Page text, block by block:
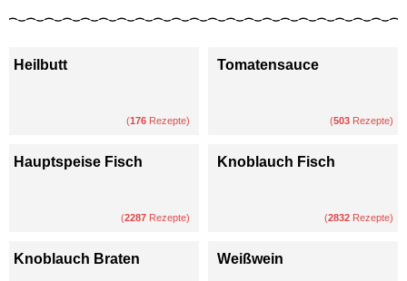
Heilbutt
(176 Rezepte)
Tomatensauce
(503 Rezepte)
Hauptspeise Fisch
(2287 Rezepte)
Knoblauch Fisch
(2832 Rezepte)
Knoblauch Braten Weißwein